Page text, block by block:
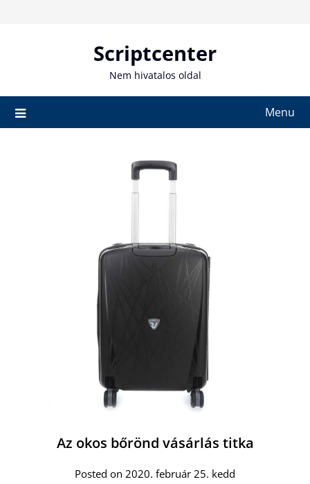
Scriptcenter
Nem hivatalos oldal
Menu
Az okos bőrönd vásárlás titka
Posted on 2020. február 25. kedd